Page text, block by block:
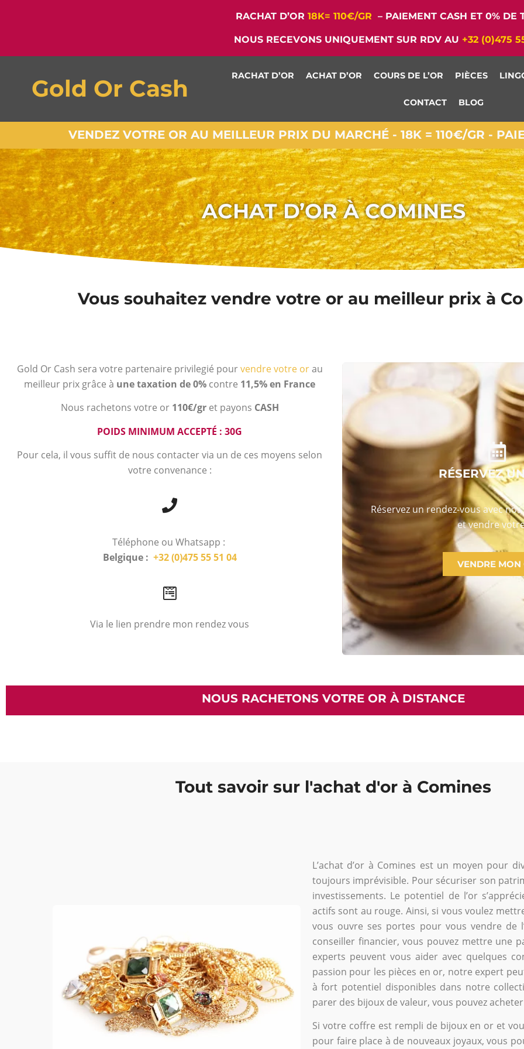
RACHAT D’OR 18K= 110€/GR – PAIEMENT CASH ET 0% DE
NOUS RECEVONS UNIQUEMENT SUR RDV AU +32 (0)475
Gold Or Cash RACHAT D’OR ACHAT D’OR COURS DE L’OR PIÈCES
CONTACT BLOG
VENDEZ VOTRE OR AU MEILLEUR PRIX DU MARCHÉ - 18K = 110€/GR -
ACHAT D’OR À COMINES
Vous souhaitez vendre votre or au meilleur prix à
Gold Or Cash sera votre partenaire privilegié pourvendre votre orau
meilleur prix grâce à une taxation de 0% contre 11,5% en France
Nous rachetons votre or 110€/gr et payons CASH
POIDS MINIMUM ACCEPTÉ : 30G
Pour cela, il vous suffit de nous contacter via un de ces moyens selon
votre convenance :
Téléphone ou Whatsapp :
Belgique : +32 (0)475 55 51 04
Via le lien prendre mon rendez vous
RÉSERVEZ
Réservez un rendez-vous avec
et vendre
VENDRE MON
NOUS RACHETONS VOTRE OR À DISTANCE
Tout savoir sur l'achat d'or à Comines
L’achat d’or à Comines est un moyen pour
toujours imprévisible. Pour sécuriser son
investissements. Le potentiel de l’or
actifs sont au rouge. Ainsi, si vous voulez
vous ouvre ses portes pour vous vendre de
conseiller financier, vous pouvez mettre une
experts peuvent vous aider avec quelques
passion pour les pièces en or, notre expert
à fort potentiel disponibles dans notre
parer des bijoux de valeur, vous pouvez
Si votre coffre est rempli de bijoux en or et
pour faire place à de nouveaux joyaux, vous